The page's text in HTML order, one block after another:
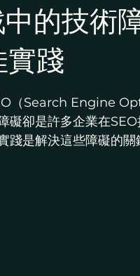
中的技術
踐
（Search Engine
礙卻是許多企業在
踐是解決這些障礙的關